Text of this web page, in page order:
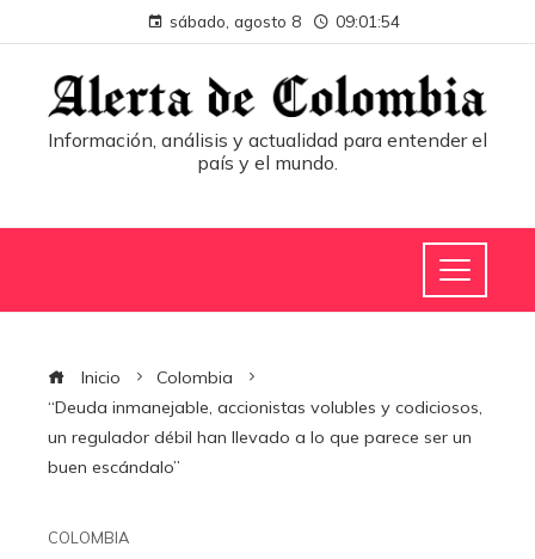
sábado, agosto 8 09:01:54
Información, análisis y actualidad para entender el
país y el mundo.
Inicio
Colombia
“Deuda inmanejable, accionistas volubles y codiciosos,
un regulador débil han llevado a lo que parece ser un
buen escándalo”
COLOMBIA